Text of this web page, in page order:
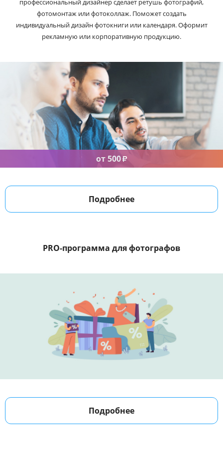
от 500₽
профессиональный дизайнер сделает ретушь фотографий,
фотомонтаж или фотоколлаж. Поможет создать
индивидуальный дизайн фотокниги или календаря. Оформит
рекламную или корпоративную продукцию.
Подробнее
PRO-программа для фотографов
Подробнее